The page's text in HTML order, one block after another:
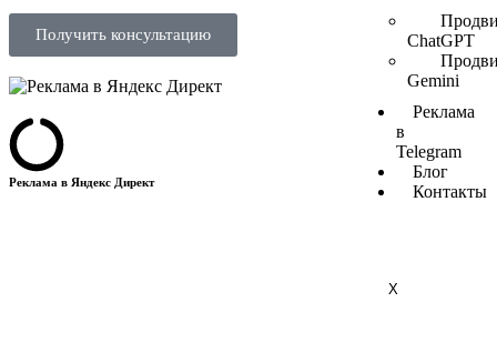
ChatGPT
Gemini
Реклама
в
Telegram
Блог
Контакты
X
Получить консультацию
Реклама в Яндекс Директ